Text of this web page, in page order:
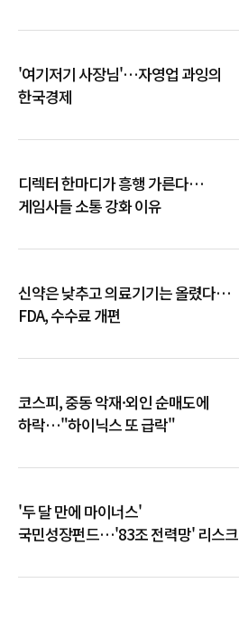
'여기저기 사장님'…자영업 과잉의
한국경제
디렉터 한마디가 흥행 가른다…
게임사들 소통 강화 이유
신약은 낮추고 의료기기는 올렸다…
FDA, 수수료 개편
코스피, 중동 악재·외인 순매도에
하락…"하이닉스 또 급락"
'두 달 만에 마이너스'
국민성장펀드…'83조 전력망' 리스크